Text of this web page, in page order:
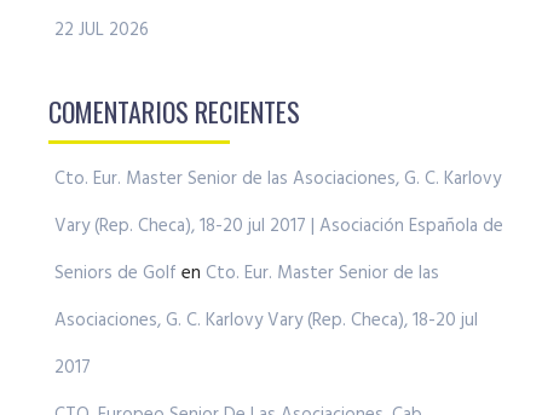
22 JUL 2026
COMENTARIOS RECIENTES
Cto. Eur. Master Senior de las Asociaciones, G. C. Karlovy
Vary (Rep. Checa), 18-20 jul 2017 | Asociación Española de
Seniors de Golf en Cto. Eur. Master Senior de las
Asociaciones, G. C. Karlovy Vary (Rep. Checa), 18-20 jul
2017